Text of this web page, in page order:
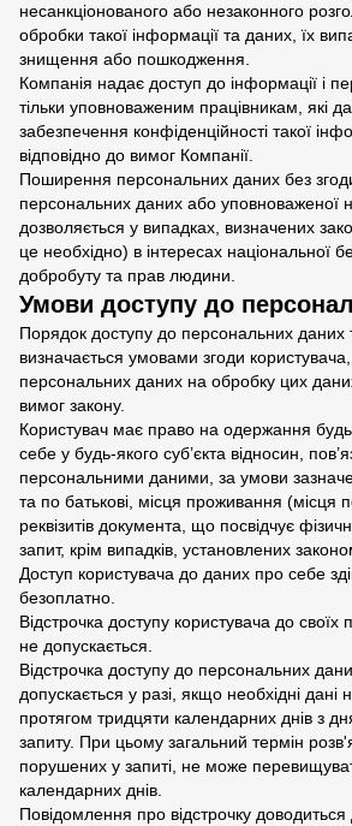
несанкціонованого або незаконного
обробки такої інформації та даних, їх
знищення або пошкодження.
Компанія надає доступ до інформації і
тільки уповноваженим працівникам, які
забезпечення конфіденційності такої
відповідно до вимог Компанії.
Поширення персональних даних без згоди
персональних даних або уповноваженої
дозволяється у випадках, визначених
це необхідно) в інтересах національної
добробуту та прав людини.
Умови доступу до
Порядок доступу до персональних даних
визначається умовами згоди
персональних даних на обробку цих
вимог закону.
Користувач має право на одержання
себе у будь-якого суб’єкта відносин,
персональними даними, за умови
та по батькові, місця проживання (місця
реквізитів документа, що посвідчує
запит, крім випадків, установлених
Доступ користувача до даних про себе
безоплатно.
Відстрочка доступу користувача до
не допускається.
Відстрочка доступу до персональних
допускається у разі, якщо необхідні дані
протягом тридцяти календарних днів з
запиту. При цьому загальний термін
порушених у запиті, не може
календарних днів.
Повідомлення про відстрочку доводиться